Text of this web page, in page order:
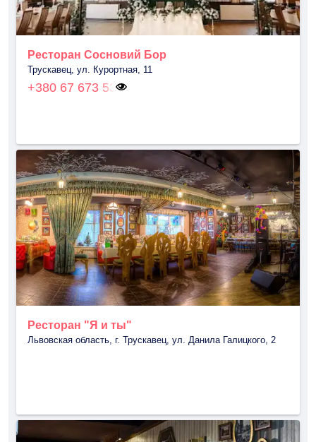
Ресторан Сосновий Бор
Трускавец, ул. Курортная, 11
+380 67 673 53
Ресторан "Я и ты"
Львовская область, г. Трускавец, ул. Данила Галицкого, 2